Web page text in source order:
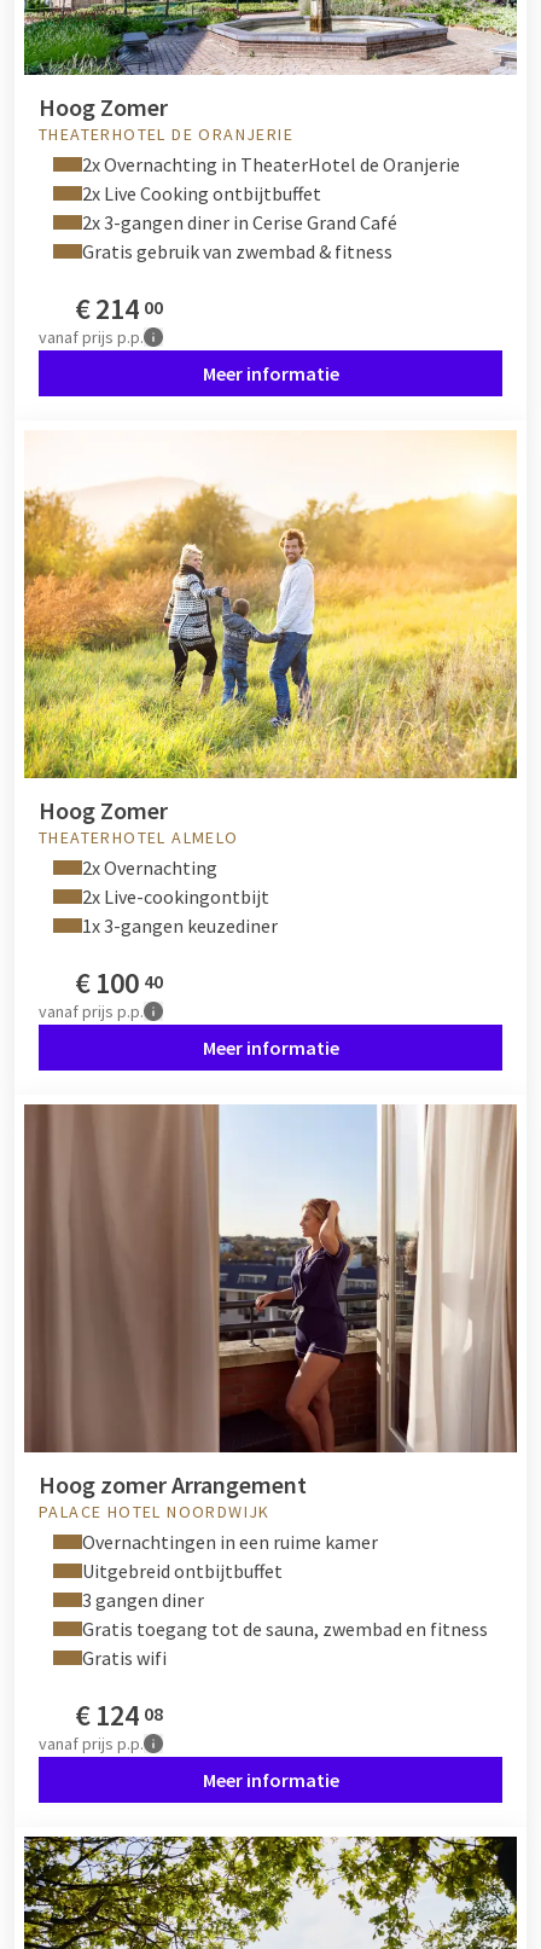
Hoog Zomer
THEATERHOTEL DE ORANJERIE
2x Overnachting in TheaterHotel de Oranjerie
2x Live Cooking ontbijtbuffet
2x 3-gangen diner in Cerise Grand Café
Gratis gebruik van zwembad & fitness
€214 00
vanafprijs p.p.
Meer informatie
Hoog Zomer
THEATERHOTEL ALMELO
2x Overnachting
2x Live-cookingontbijt
1x 3-gangen keuzediner
€100 40
vanafprijs p.p.
Meer informatie
Hoog zomer Arrangement
PALACE HOTEL NOORDWIJK
Overnachtingen in een ruime kamer
Uitgebreid ontbijtbuffet
3 gangen diner
Gratis toegang tot de sauna, zwembad en fitness
Gratis wifi
€124 08
vanafprijs p.p.
Meer informatie